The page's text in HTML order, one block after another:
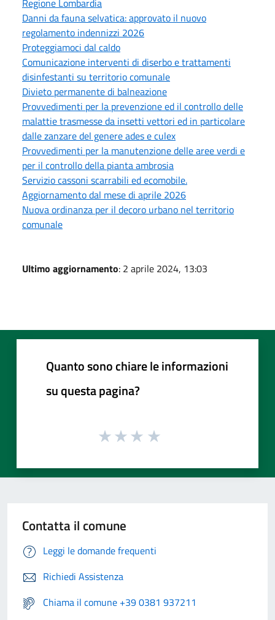
Danni da fauna selvatica: approvato il nuovo
regolamento indennizzi 2026
Proteggiamoci dal caldo
Comunicazione interventi di diserbo e trattamenti
disinfestanti su territorio comunale
Divieto permanente di balneazione
Provvedimenti per la prevenzione ed il controllo delle
malattie trasmesse da insetti vettori ed in particolare
dalle zanzare del genere ades e culex
Provvedimenti per la manutenzione delle aree verdi e
per il controllo della pianta ambrosia
Servizio cassoni scarrabili ed ecomobile.
Aggiornamento dal mese di aprile 2026
Nuova ordinanza per il decoro urbano nel territorio
comunale
Ultimo aggiornamento: 2 aprile 2024, 13:03
Quanto sono chiare le informazioni
su questa pagina?
Contatta il comune
Leggi le domande frequenti
Richiedi Assistenza
Chiama il comune +39 0381 937211